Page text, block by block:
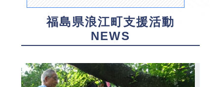
福島県浪江町支援活動
NEWS